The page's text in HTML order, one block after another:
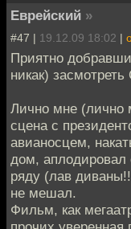
Еврейский »
#47 | 19.12.09 18:02 |
Приятно
никак)
Лично мне (лично
сцена с
авианосцем,
дом, аплодировал
ряду (лав
не мешал.
Фильм, как